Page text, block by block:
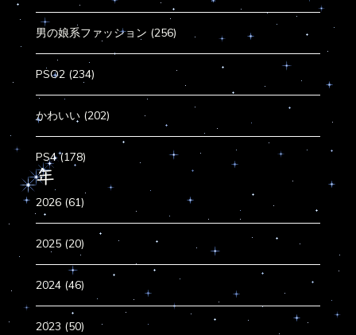
男の娘系ファッション (256)
PSO2 (234)
かわいい (202)
PS4 (178)
年
2026 (61)
2025 (20)
2024 (46)
2023 (50)